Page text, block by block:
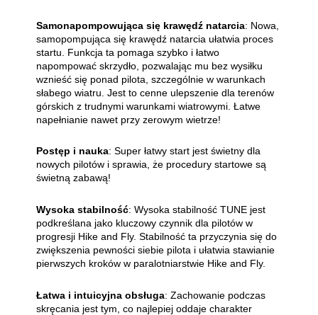
Samonapompowująca się krawędź natarcia: Nowa,
samopompująca się krawędź natarcia ułatwia proces
startu. Funkcja ta pomaga szybko i łatwo
napompować skrzydło, pozwalając mu bez wysiłku
wznieść się ponad pilota, szczególnie w warunkach
słabego wiatru. Jest to cenne ulepszenie dla terenów
górskich z trudnymi warunkami wiatrowymi. Łatwe
napełnianie nawet przy zerowym wietrze!
Postęp i nauka: Super łatwy start jest świetny dla
nowych pilotów i sprawia, że procedury startowe są
świetną zabawą!
Wysoka stabilność: Wysoka stabilność TUNE jest
podkreślana jako kluczowy czynnik dla pilotów w
progresji Hike and Fly. Stabilność ta przyczynia się do
zwiększenia pewności siebie pilota i ułatwia stawianie
pierwszych kroków w paralotniarstwie Hike and Fly.
Łatwa i intuicyjna obsługa: Zachowanie podczas
skręcania jest tym, co najlepiej oddaje charakter